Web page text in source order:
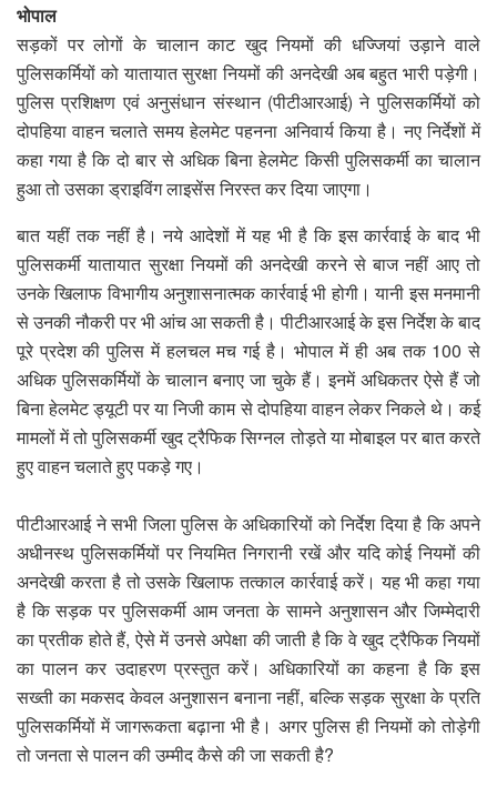
भोपाल
सड़कों पर लोगों के चालान काट खुद नियमों की धज्जियां उड़ाने वाले
पुलिसकर्मियों को यातायात सुरक्षा नियमों की अनदेखी अब बहुत भारी पड़ेगी।
पुलिस प्रशिक्षण एवं अनुसंधान संस्थान (पीटीआरआई) ने पुलिसकर्मियों को
दोपहिया वाहन चलाते समय हेलमेट पहनना अनिवार्य किया है। नए निर्देशों में
कहा गया है कि दो बार से अधिक बिना हेलमेट किसी पुलिसकर्मी का चालान
हुआ तो उसका ड्राइविंग लाइसेंस निरस्त कर दिया जाएगा।
बात यहीं तक नहीं है। नये आदेशों में यह भी है कि इस कार्रवाई के बाद भी
पुलिसकर्मी यातायात सुरक्षा नियमों की अनदेखी करने से बाज नहीं आए तो
उनके खिलाफ विभागीय अनुशासनात्मक कार्रवाई भी होगी। यानी इस मनमानी
से उनकी नौकरी पर भी आंच आ सकती है। पीटीआरआई के इस निर्देश के बाद
पूरे प्रदेश की पुलिस में हलचल मच गई है। भोपाल में ही अब तक 100 से
अधिक पुलिसकर्मियों के चालान बनाए जा चुके हैं। इनमें अधिकतर ऐसे हैं जो
बिना हेलमेट ड्यूटी पर या निजी काम से दोपहिया वाहन लेकर निकले थे। कई
मामलों में तो पुलिसकर्मी खुद ट्रैफिक सिग्नल तोड़ते या मोबाइल पर बात करते
हुए वाहन चलाते हुए पकड़े गए।
पीटीआरआई ने सभी जिला पुलिस के अधिकारियों को निर्देश दिया है कि अपने
अधीनस्थ पुलिसकर्मियों पर नियमित निगरानी रखें और यदि कोई नियमों की
अनदेखी करता है तो उसके खिलाफ तत्काल कार्रवाई करें। यह भी कहा गया
है कि सड़क पर पुलिसकर्मी आम जनता के सामने अनुशासन और जिम्मेदारी
का प्रतीक होते हैं, ऐसे में उनसे अपेक्षा की जाती है कि वे खुद ट्रैफिक नियमों
का पालन कर उदाहरण प्रस्तुत करें। अधिकारियों का कहना है कि इस
सख्ती का मकसद केवल अनुशासन बनाना नहीं, बल्कि सड़क सुरक्षा के प्रति
पुलिसकर्मियों में जागरूकता बढ़ाना भी है। अगर पुलिस ही नियमों को तोड़ेगी
तो जनता से पालन की उम्मीद कैसे की जा सकती है?